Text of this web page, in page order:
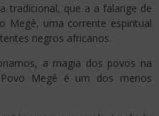
tradicional, que a a falange de
Megê, uma corrente espiritual
negros africanos.
a magia dos povos na
Megê é um dos menos